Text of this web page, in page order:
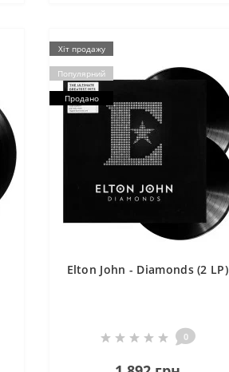
Хіт продажу
Популярний
Продано
Elton John - Diamonds (2 LP)
0